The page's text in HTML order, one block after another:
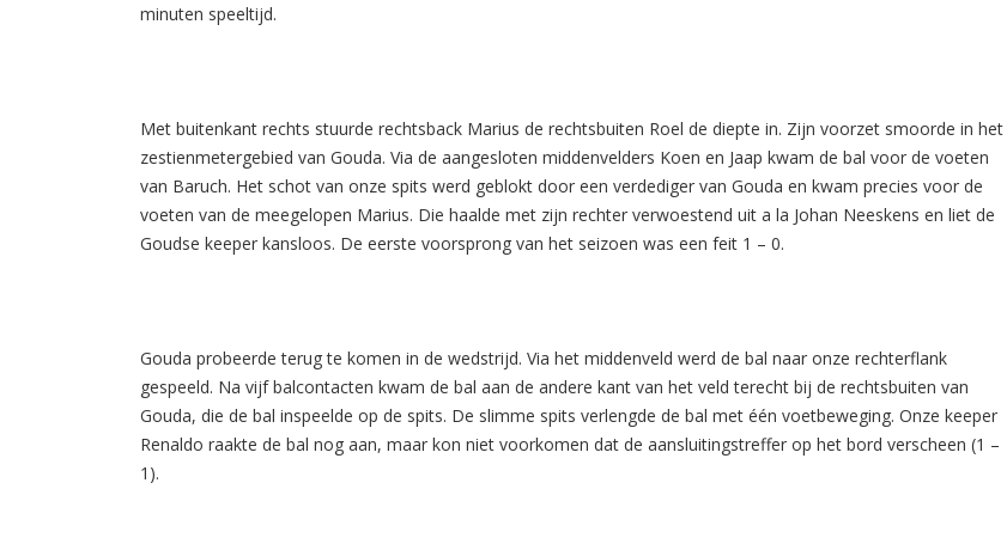
minuten speeltijd.
Met buitenkant rechts stuurde rechtsback Marius de rechtsbuiten Roel de diepte in. Zijn voorzet smoorde in het
zestienmetergebied van Gouda. Via de aangesloten middenvelders Koen en Jaap kwam de bal voor de voeten
van Baruch. Het schot van onze spits werd geblokt door een verdediger van Gouda en kwam precies voor de
voeten van de meegelopen Marius. Die haalde met zijn rechter verwoestend uit a la Johan Neeskens en liet de
Goudse keeper kansloos. De eerste voorsprong van het seizoen was een feit 1 – 0.
Gouda probeerde terug te komen in de wedstrijd. Via het middenveld werd de bal naar onze rechterflank
gespeeld. Na vijf balcontacten kwam de bal aan de andere kant van het veld terecht bij de rechtsbuiten van
Gouda, die de bal inspeelde op de spits. De slimme spits verlengde de bal met één voetbeweging. Onze keeper
Renaldo raakte de bal nog aan, maar kon niet voorkomen dat de aansluitingstreffer op het bord verscheen (1 –
1).